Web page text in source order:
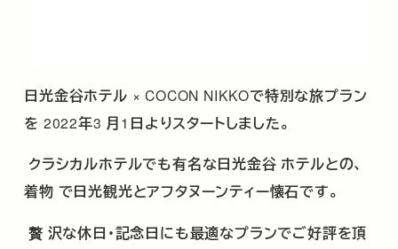
日光金谷ホテル × COCON NIKKOで特別な旅プラン
を 2022年3 月1 日よりスタートしました。
クラシカルホテルでも有名な日光金谷 ホテルとの、
着物 で日光観光とアフタヌーンティー懐石です。
贅 沢な休日・記念日にも最適なプランでご好評を頂